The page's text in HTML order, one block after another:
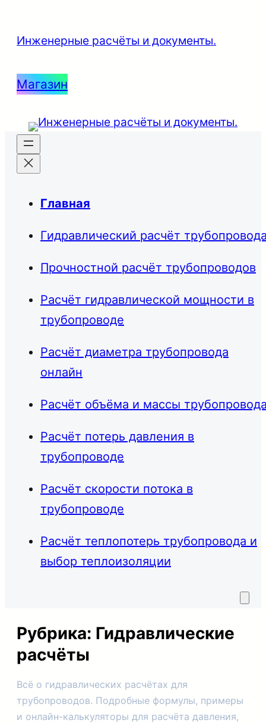
содержимому
Инженерные расчёты и документы.
Магазин
Главная
Гидравлический расчёт
Прочностной расчёт трубопроводов
Расчёт гидравлической мощности в
трубопроводе
Расчёт диаметра трубопровода
онлайн
Расчёт объёма и массы
Расчёт потерь давления в
трубопроводе
Расчёт скорости потока в
трубопроводе
Расчёт теплопотерь трубопровода и
выбор теплоизоляции
Рубрика: Гидравлические
расчёты
Всё о гидравлических расчётах для
трубопроводов. Подробные формулы, примеры
и онлайн-калькуляторы для расчёта давления,